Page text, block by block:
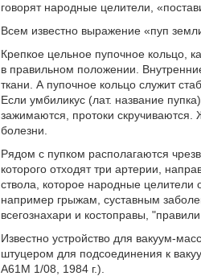
говорят народные целители,
Всем известно выражение «пуп
Крепкое цельное пупочное кольцо,
в правильном положении.
ткани. А пупочное кольцо служит
Если умбиликус (лат. название
зажимаются, протоки
болезни.
Рядом с пупком располагаются
которого отходят три артерии,
ствола, которое народные целители
например грыжам, суставным
всегознахари и костоправы,
Известно устройство для вакуум-
штуцером для подсоединения к
А61М 1/08, 1984 г.).